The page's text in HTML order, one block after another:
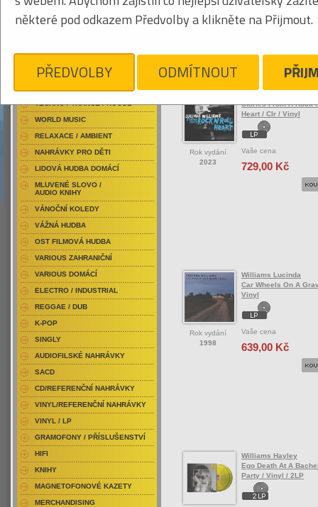
ROCK/POP
Rok vydání
2023
Stories From A Rock
Heart / Clr / Vinyl
Vaše cena
729,00 Kč
Rok vydání
1998
Williams Lucinda
Car Wheels On A
Vinyl
Vaše cena
639,00 Kč
Williams Hayley
Ego Death At A
Party / Vinyl / 2LP
RAP / HIP HOP DOMÁCÍ
RAP / HIP HOP ZAHRANIČNÍ
DVD / HUDBA
PUNK / HARDCORE
TECHNO / TRANCE / HOUSE
WORLD MUSIC
RELAXACE / AMBIENT
NAHRÁVKY PRO DĚTI
LIDOVÁ HUDBA DOMÁCÍ
MLUVENÉ SLOVO /
AUDIO KNIHY
VÁNOČNÍ KOLEDY
VÁŽNÁ HUDBA
OST FILMOVÁ HUDBA
VARIOUS ZAHRANIČNÍ
VARIOUS DOMÁCÍ
ELECTRO / INDUSTRIAL
REGGAE / DUB
K-POP
SINGLY
AUDIOFILSKÉ NAHRÁVKY
SACD
CD/REFERENČNÍ NAHRÁVKY
VINYL/REFERENČNÍ NAHRÁVKY
VINYL / LP
GRAMOFONY / PŘÍSLUŠENSTVÍ
HIFI
KNIHY
MAGNETOFONOVÉ KAZETY
MERCHANDISING
některé pod odkazem Předvolby a klikněte na Přijmout.
PŘEDVOLBY ODMÍTNOUT